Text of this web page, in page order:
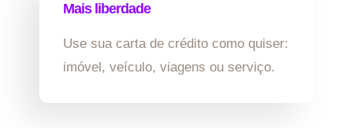
Mais liberdade
Use sua carta de crédito como quiser:
imóvel, veículo, viagens ou serviço.